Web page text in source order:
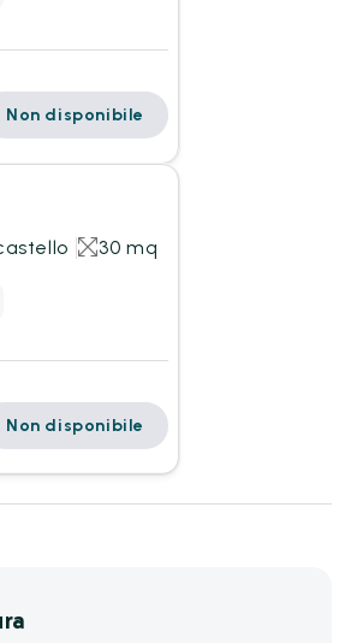
Non disponibile
30 mq
Non disponibile